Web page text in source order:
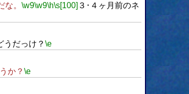
。 \w9\w9\h\s[100] ３･４ヶ月前のネ
うだっけ？ \e
か？ \e